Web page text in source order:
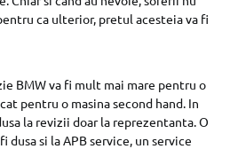
ca ulterior, pretul acesteia va fi
BMW va fi mult mai mare pentru o
pentru o masina second hand. In
la revizii doar la reprezentanta. O
dusa si la APB service, un service